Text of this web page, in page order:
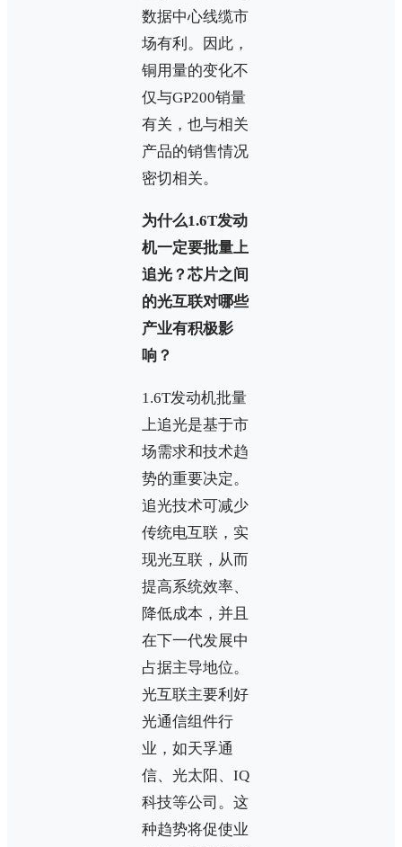
数据中心线缆市
场有利。因此，
铜用量的变化不
仅与GP200销量
有关，也与相关
产品的销售情况
密切相关。
为什么1.6T发动
机一定要批量上
追光？芯片之间
的光互联对哪些
产业有积极影
响？
1.6T发动机批量
上追光是基于市
场需求和技术趋
势的重要决定。
追光技术可减少
传统电互联，实
现光互联，从而
提高系统效率、
降低成本，并且
在下一代发展中
占据主导地位。
光互联主要利好
光通信组件行
业，如天孚通
信、光太阳、IQ
科技等公司。这
种趋势将促使业